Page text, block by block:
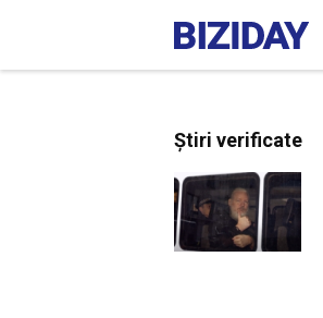
Știri verificate